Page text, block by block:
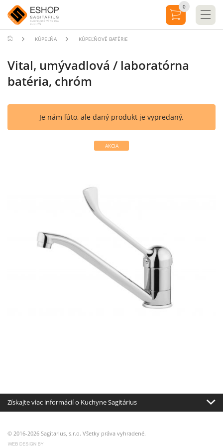
KÚPEĽŇA KÚPEĽŇOVÉ BATÉRIE
Vital, umývadlová / laboratórna
batéria, chróm
Je nám ľúto, ale daný produkt je vypredaný.
AKCIA
Získajte viac informácií o Kuchyne Sagitárius
© 2016-2026 Sagitarius, s.r.o. Všetky práva vyhradené.
0